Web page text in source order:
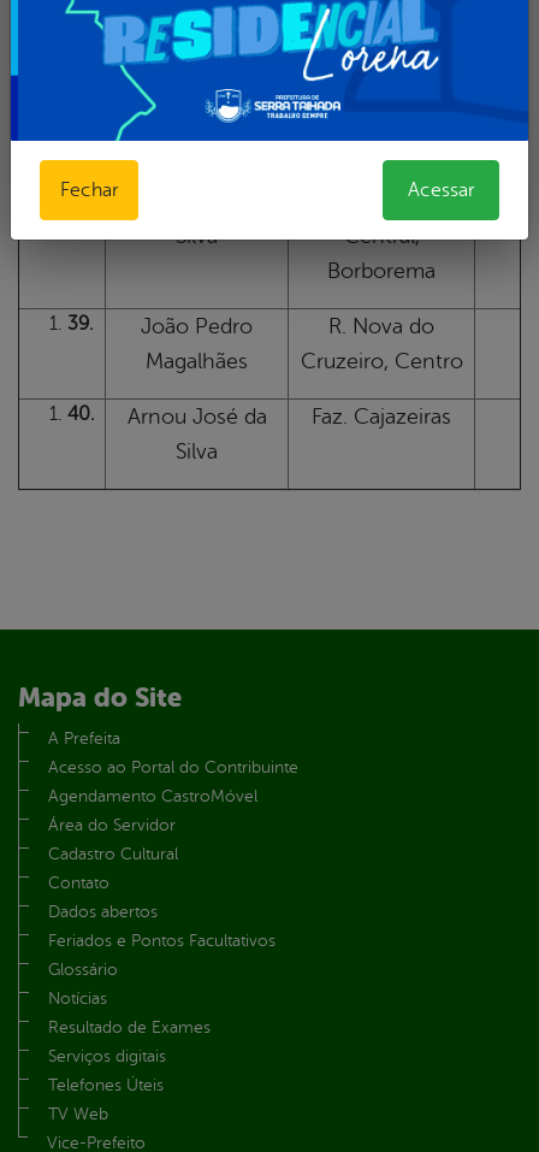
Pereira
Andrada, Tancredo
Neves
Germano Xavier
de Souza
R. do Comércio,
Tancredo neves
38.
Maria Luzinete da
Silva
R. Barras Avenida
Central,
Borborema
39.
João Pedro
Magalhães
R. Nova do
Cruzeiro, Centro
40.
Arnou José da
Silva
Faz. Cajazeiras
Mapa do Site
A Prefeita
Acesso ao Portal do Contribuinte
Agendamento CastroMóvel
Área do Servidor
Cadastro Cultural
Contato
Dados abertos
Feriados e Pontos Facultativos
Glossário
Notícias
Resultado de Exames
Serviços digitais
Telefones Úteis
TV Web
Vice-Prefeito
Fechar Acessar